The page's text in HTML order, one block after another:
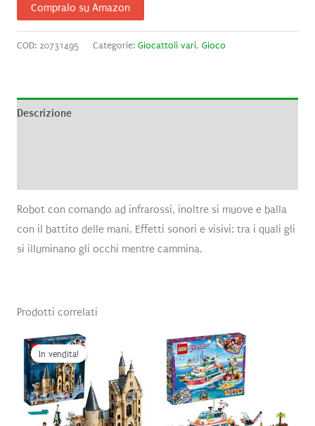
Compralo su Amazon
COD: 20731495 Categorie: Giocattoli vari, Gioco
Descrizione
Robot con comando ad infrarossi, inoltre si muove e balla
con il battito delle mani. Effetti sonori e visivi: tra i quali gli
si illuminano gli occhi mentre cammina.
Prodotti correlati
In vendita!
In vendita!